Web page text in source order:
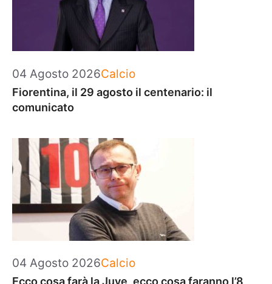
04 Agosto 2026Categorie
Calcio
Fiorentina, il 29 agosto il centenario: il
comunicato
04 Agosto 2026Categorie
Calcio
Ecco cosa farà la Juve, ecco cosa faranno l’8